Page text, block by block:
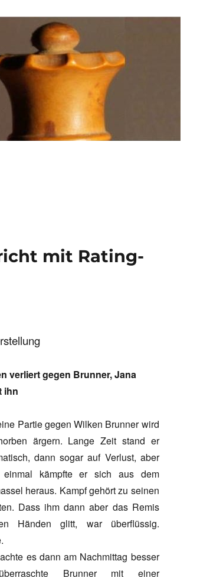
mit Rating-
verliert gegen Brunner, Jana
ihn
Partie gegen Wilken Brunner wird
ärgern. Lange Zeit stand er
dann sogar auf Verlust, aber
einmal kämpfte er sich aus dem
heraus. Kampf gehört zu seinen
Dass ihm dann aber das Remis
Händen glitt, war überflüssig.
es dann am Nachmittag besser
Brunner mit einer